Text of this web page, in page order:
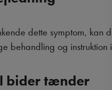
dette symptom, kan
behandling og
bider tænder